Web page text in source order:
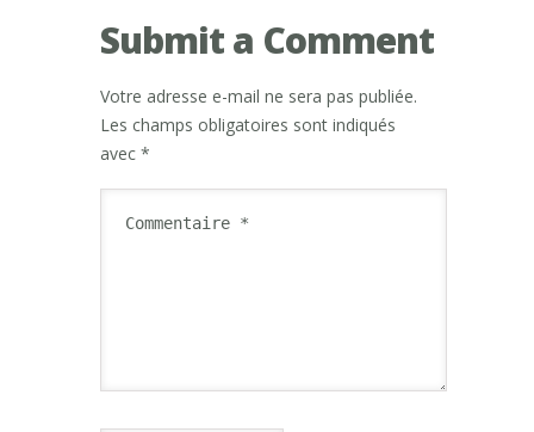
Submit a Comment
Votre adresse e-mail ne sera pas publiée.
Les champs obligatoires sont indiqués
avec *